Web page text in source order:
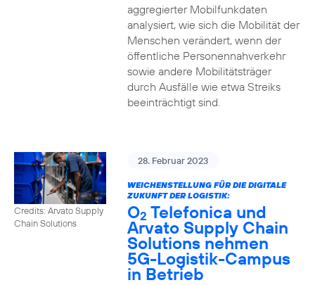
aggregierter Mobilfunkdaten
analysiert, wie sich die Mobilität der
Menschen verändert, wenn der
öffentliche Personennahverkehr
sowie andere Mobilitätsträger
durch Ausfälle wie etwa Streiks
beeinträchtigt sind.
Credits: Arvato Supply
Chain Solutions
28. Februar 2023
WEICHENSTELLUNG FÜR DIE DIGITALE
ZUKUNFT DER LOGISTIK:
O2 Telefonica und
Arvato Supply Chain
Solutions nehmen
5G-Logistik-Campus
in Betrieb